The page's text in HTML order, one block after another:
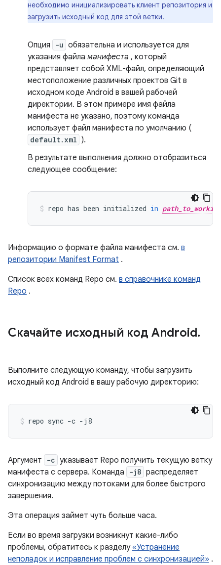
необходимо инициализировать клиент репозитория и
загрузить исходный код для этой ветки.
Опция -u обязательна и используется для
указания файла манифеста , который
представляет собой XML-файл, определяющий
местоположение различных проектов Git в
исходном коде Android в вашей рабочей
директории. В этом примере имя файла
манифеста не указано, поэтому команда
использует файл манифеста по умолчанию (
default.xml ).
В результате выполнения должно отобразиться
следующее сообщение:
repo has been initialized in
Информацию о формате файла манифеста см. в
репозитории Manifest Format .
Список всех команд Repo см. в справочнике команд
Repo .
Скачайте исходный код Android.
Выполните следующую команду, чтобы загрузить
исходный код Android в вашу рабочую директорию:
repo sync -c -j8
Аргумент -c указывает Repo получить текущую ветку
манифеста с сервера. Команда
-j8 распределяет
синхронизацию между потоками для более быстрого
завершения.
Эта операция займет чуть больше часа.
Если во время загрузки возникнут какие-либо
проблемы, обратитесь к разделу «Устранение
неполадок и исправление проблем с синхронизацией» .